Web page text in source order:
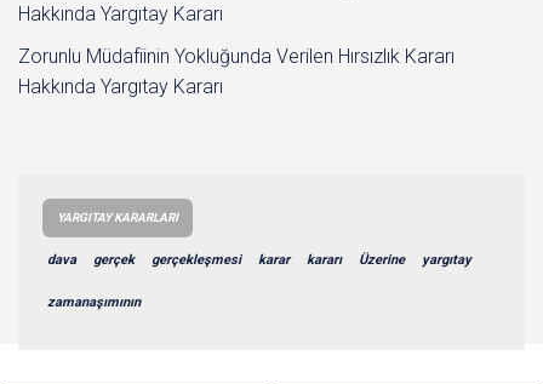
Hakkında Yargıtay Kararı
Zorunlu Müdafiinin Yokluğunda Verilen Hırsızlık Kararı
Hakkında Yargıtay Kararı
YARGITAY KARARLARI
dava gerçek gerçekleşmesi karar kararı Üzerine yargıtay
zamanaşımının